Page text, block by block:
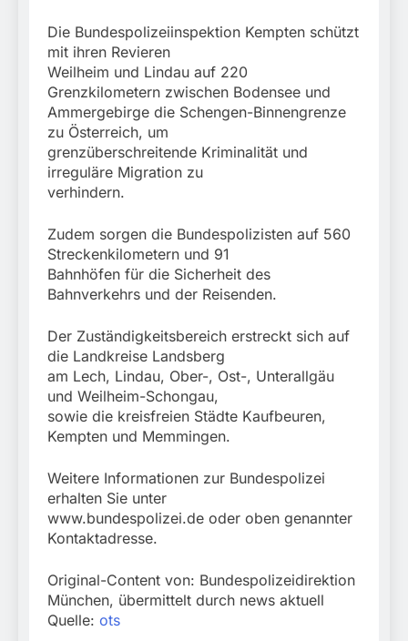
Die Bundespolizeiinspektion Kempten schützt
mit ihren Revieren
Weilheim und Lindau auf 220
Grenzkilometern zwischen Bodensee und
Ammergebirge die Schengen-Binnengrenze
zu Österreich, um
grenzüberschreitende Kriminalität und
irreguläre Migration zu
verhindern.
Zudem sorgen die Bundespolizisten auf 560
Streckenkilometern und 91
Bahnhöfen für die Sicherheit des
Bahnverkehrs und der Reisenden.
Der Zuständigkeitsbereich erstreckt sich auf
die Landkreise Landsberg
am Lech, Lindau, Ober-, Ost-, Unterallgäu
und Weilheim-Schongau,
sowie die kreisfreien Städte Kaufbeuren,
Kempten und Memmingen.
Weitere Informationen zur Bundespolizei
erhalten Sie unter
www.bundespolizei.de oder oben genannter
Kontaktadresse.
Original-Content von: Bundespolizeidirektion
München, übermittelt durch news aktuell
Quelle: ots